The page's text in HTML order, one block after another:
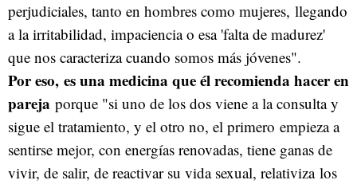
perjudiciales, tanto en hombres como mujeres, llegando
a la irritabilidad, impaciencia o esa 'falta de madurez'
que nos caracteriza cuando somos más jóvenes".
Por eso, es una medicina que él recomienda hacer en
pareja porque "si uno de los dos viene a la consulta y
sigue el tratamiento, y el otro no, el primero empieza a
sentirse mejor, con energías renovadas, tiene ganas de
vivir, de salir, de reactivar su vida sexual, relativiza los